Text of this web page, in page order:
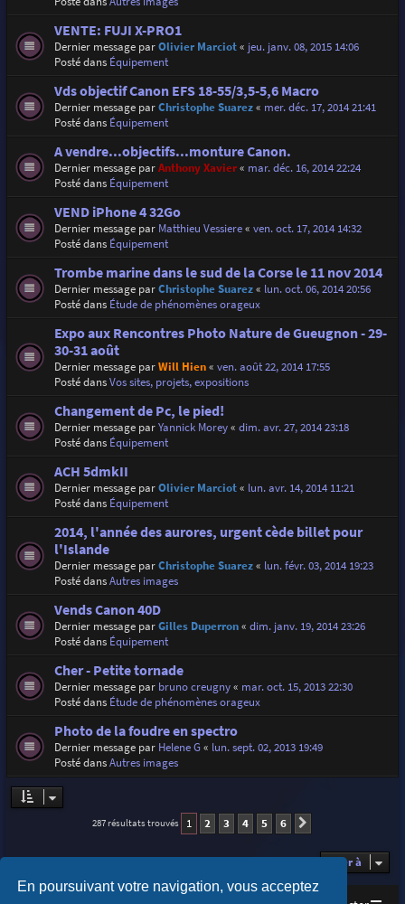
En poursuivant votre navigation, vous acceptez
VENTE: FUJI X-PRO1
Dernier message parOlivier Marciot« jeu. janv. 08, 2015 14:06
Posté dans Équipement
Vds objectif Canon EFS 18-55/3,5-5,6 Macro
Dernier message parChristophe Suarez« mer. déc. 17, 2014 21:41
Posté dans Équipement
A vendre...objectifs...monture Canon.
Dernier message parAnthony Xavier« mar. déc. 16, 2014 22:24
Posté dans Équipement
VEND iPhone 4 32Go
Dernier message par Matthieu Vessiere« ven. oct. 17, 2014 14:32
Posté dans Équipement
Trombe marine dans le sud de la Corse le 11 nov 2014
Dernier message parChristophe Suarez« lun. oct. 06, 2014 20:56
Posté dans Étude de phénomènes orageux
Expo aux Rencontres Photo Nature de Gueugnon - 29-
30-31 août
Dernier message parWill Hien« ven. août 22, 2014 17:55
Posté dansVos sites, projets, expositions
Changement de Pc, le pied!
Dernier message parYannick Morey« dim. avr. 27, 2014 23:18
Posté dans Équipement
ACH 5dmkII
Dernier message parOlivier Marciot« lun. avr. 14, 2014 11:21
Posté dans Équipement
2014, l'année des aurores, urgent cède billet pour
l'Islande
Dernier message parChristophe Suarez« lun. févr. 03, 2014 19:23
Posté dansAutres images
Vends Canon 40D
Dernier message parGilles Duperron« dim. janv. 19, 2014 23:26
Posté dans Équipement
Cher - Petite tornade
Dernier message par bruno creugny« mar. oct. 15, 2013 22:30
Posté dans Étude de phénomènes orageux
Photo de la foudre en spectro
Dernier message par Helene G« lun. sept. 02, 2013 19:49
Posté dansAutres images
287 résultats trouvés 1 2 3 4 5 6
Aller à